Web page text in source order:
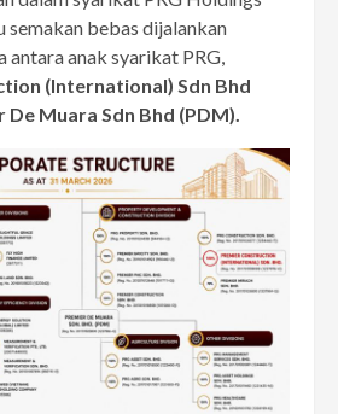
semakan bebas dijalankan
antara anak syarikat PRG,
(International) Sdn Bhd
De Muara Sdn Bhd (PDM).